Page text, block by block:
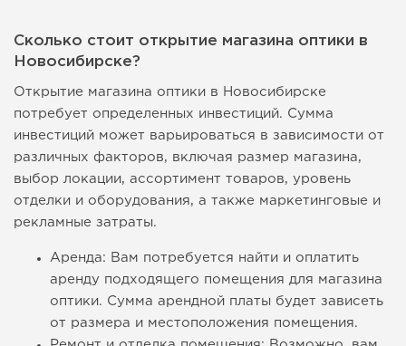
Сколько стоит открытие магазина оптики в
Новосибирске?
Открытие магазина оптики в Новосибирске
потребует определенных инвестиций. Сумма
инвестиций может варьироваться в зависимости от
различных факторов, включая размер магазина,
выбор локации, ассортимент товаров, уровень
отделки и оборудования, а также маркетинговые и
рекламные затраты.
Аренда: Вам потребуется найти и оплатить
аренду подходящего помещения для магазина
оптики. Сумма арендной платы будет зависеть
от размера и местоположения помещения.